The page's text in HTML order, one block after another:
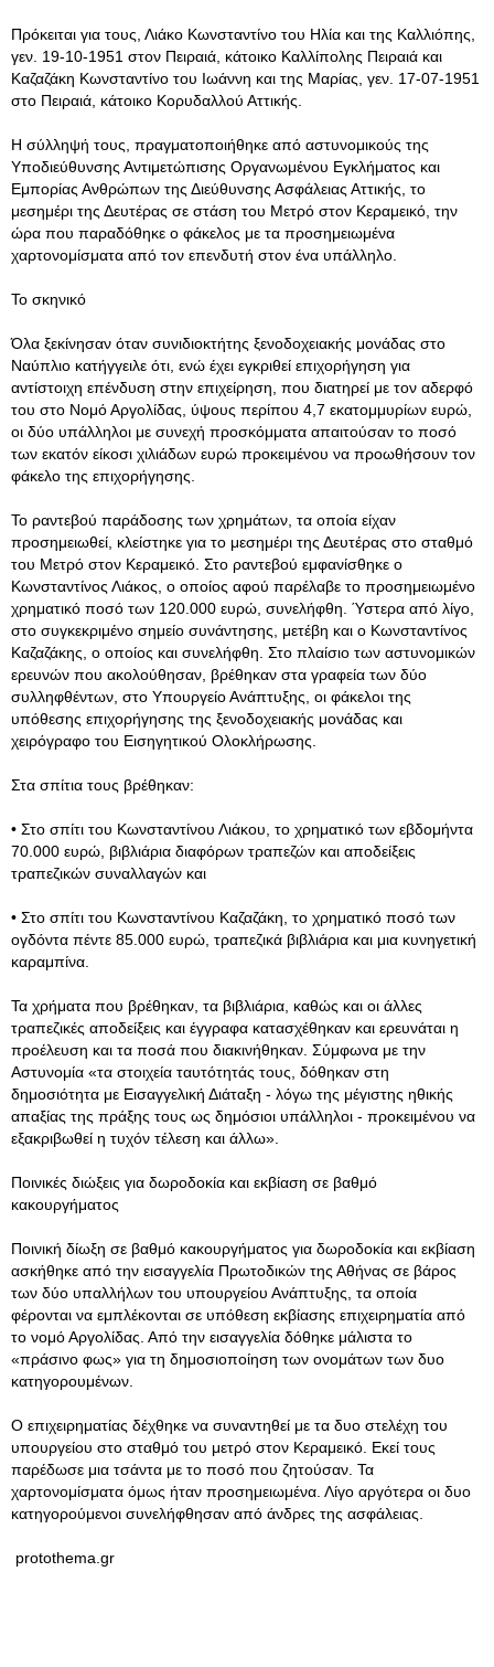
Πρόκειται για τους, Λιάκο Κωνσταντίνο του Ηλία και της Καλλιόπης,
γεν. 19-10-1951 στον Πειραιά, κάτοικο Καλλίπολης Πειραιά και
Καζαζάκη Κωνσταντίνο του Ιωάννη και της Μαρίας, γεν. 17-07-1951
στο Πειραιά, κάτοικο Κορυδαλλού Αττικής.
Η σύλληψή τους, πραγματοποιήθηκε από αστυνομικούς της
Υποδιεύθυνσης Αντιμετώπισης Οργανωμένου Εγκλήματος και
Εμπορίας Ανθρώπων της Διεύθυνσης Ασφάλειας Αττικής, το
μεσημέρι της Δευτέρας σε στάση του Μετρό στον Κεραμεικό, την
ώρα που παραδόθηκε ο φάκελος με τα προσημειωμένα
χαρτονομίσματα από τον επενδυτή στον ένα υπάλληλο.
Το σκηνικό
Όλα ξεκίνησαν όταν συνιδιοκτήτης ξενοδοχειακής μονάδας στο
Ναύπλιο κατήγγειλε ότι, ενώ έχει εγκριθεί επιχορήγηση για
αντίστοιχη επένδυση στην επιχείρηση, που διατηρεί με τον αδερφό
του στο Νομό Αργολίδας, ύψους περίπου 4,7 εκατομμυρίων ευρώ,
οι δύο υπάλληλοι με συνεχή προσκόμματα απαιτούσαν το ποσό
των εκατόν είκοσι χιλιάδων ευρώ προκειμένου να προωθήσουν τον
φάκελο της επιχορήγησης.
Το ραντεβού παράδοσης των χρημάτων, τα οποία είχαν
προσημειωθεί, κλείστηκε για το μεσημέρι της Δευτέρας στο σταθμό
του Μετρό στον Κεραμεικό. Στο ραντεβού εμφανίσθηκε ο
Κωνσταντίνος Λιάκος, ο οποίος αφού παρέλαβε το προσημειωμένο
χρηματικό ποσό των 120.000 ευρώ, συνελήφθη. Ύστερα από λίγο,
στο συγκεκριμένο σημείο συνάντησης, μετέβη και ο Κωνσταντίνος
Καζαζάκης, ο οποίος και συνελήφθη. Στο πλαίσιο των αστυνομικών
ερευνών που ακολούθησαν, βρέθηκαν στα γραφεία των δύο
συλληφθέντων, στο Υπουργείο Ανάπτυξης, οι φάκελοι της
υπόθεσης επιχορήγησης της ξενοδοχειακής μονάδας και
χειρόγραφο του Εισηγητικού Ολοκλήρωσης.
Στα σπίτια τους βρέθηκαν:
• Στο σπίτι του Κωνσταντίνου Λιάκου, το χρηματικό των εβδομήντα
70.000 ευρώ, βιβλιάρια διαφόρων τραπεζών και αποδείξεις
τραπεζικών συναλλαγών και
• Στο σπίτι του Κωνσταντίνου Καζαζάκη, το χρηματικό ποσό των
ογδόντα πέντε 85.000 ευρώ, τραπεζικά βιβλιάρια και μια κυνηγετική
καραμπίνα.
Τα χρήματα που βρέθηκαν, τα βιβλιάρια, καθώς και οι άλλες
τραπεζικές αποδείξεις και έγγραφα κατασχέθηκαν και ερευνάται η
προέλευση και τα ποσά που διακινήθηκαν. Σύμφωνα με την
Αστυνομία «τα στοιχεία ταυτότητάς τους, δόθηκαν στη
δημοσιότητα με Εισαγγελική Διάταξη - λόγω της μέγιστης ηθικής
απαξίας της πράξης τους ως δημόσιοι υπάλληλοι - προκειμένου να
εξακριβωθεί η τυχόν τέλεση και άλλω».
Ποινικές διώξεις για δωροδοκία και εκβίαση σε βαθμό
κακουργήματος
Ποινική δίωξη σε βαθμό κακουργήματος για δωροδοκία και εκβίαση
ασκήθηκε από την εισαγγελία Πρωτοδικών της Αθήνας σε βάρος
των δύο υπαλλήλων του υπουργείου Ανάπτυξης, τα οποία
φέρονται να εμπλέκονται σε υπόθεση εκβίασης επιχειρηματία από
το νομό Αργολίδας. Από την εισαγγελία δόθηκε μάλιστα το
«πράσινο φως» για τη δημοσιοποίηση των ονομάτων των δυο
κατηγορουμένων.
Ο επιχειρηματίας δέχθηκε να συναντηθεί με τα δυο στελέχη του
υπουργείου στο σταθμό του μετρό στον Κεραμεικό. Εκεί τους
παρέδωσε μια τσάντα με το ποσό που ζητούσαν. Τα
χαρτονομίσματα όμως ήταν προσημειωμένα. Λίγο αργότερα οι δυο
κατηγορούμενοι συνελήφθησαν από άνδρες της ασφάλειας.
protothema.gr